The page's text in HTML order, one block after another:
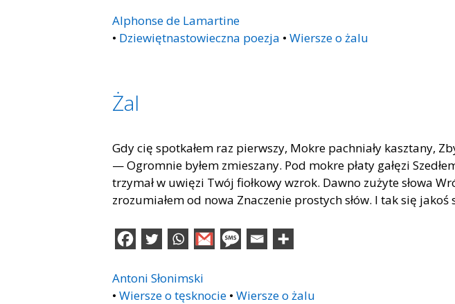
Alphonse de Lamartine
• Dziewiętnastowieczna poezja • Wiersze o żalu
Żal
Gdy cię spotkałem raz pierwszy, Mokre pachniały kasztany,
— Ogromnie byłem zmieszany. Pod mokre płaty gałęzi
trzymał w uwięzi Twój fiołkowy wzrok. Dawno zużyte słowa
zrozumiałem od nowa Znaczenie prostych słów. I tak się jakoś
Antoni Słonimski
• Wiersze o tęsknocie • Wiersze o żalu